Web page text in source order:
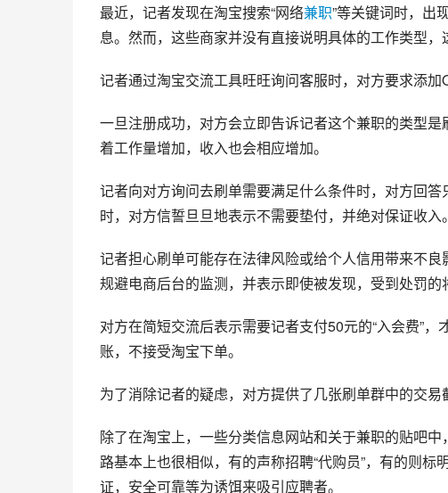
最近，记者发现在淘宝搜索“网络兼职”等关键词时，出
息。然而，这些商家并没有直接说明具体的工作类型，
记者通过淘宝交流工具旺旺询问客服时，对方要求添加
一旦注册成功，对方会立即告诉记者这个兼职的类型
着工作量增加，收入也会相应增加。
记者向对方询问去刷单需要满足什么条件时，对方回
时，对方信誓旦旦地表示不需要垫付，并绝对保证收入。
记者担心刷单可能存在法律风险或给个人信用带来不
规避电商后台的监测，并表示即使被发现，受到处罚的
对方在简短交流后表示需要记者支付50元的“入会费”
账，不接受淘宝下单。
为了消除记者的疑虑，对方提供了几张刷单群中的交
除了在淘宝上，一些分类信息网站和关于兼职的贴吧
路基本上也很相似，有的声称招聘“代购员”，有的则
证，安全可靠等为诱饵来吸引应聘者。